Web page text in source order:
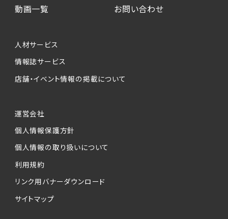
動画一覧
お問い合わせ
人材サービス
情報誌サービス
店舗・イベント情報の掲載について
運営会社
個人情報保護方針
個人情報の取り扱いについて
利用規約
リンク用バナーダウンロード
サイトマップ